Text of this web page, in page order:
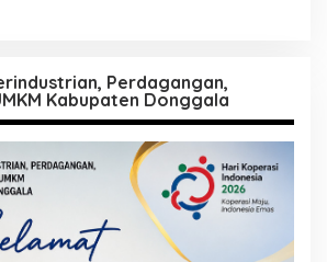
Perdagangan,
Kabupaten Donggala